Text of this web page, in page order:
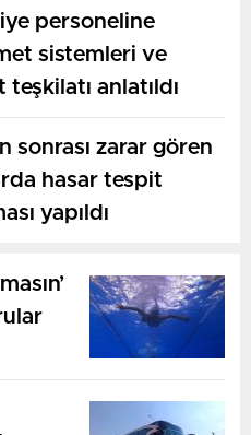
personeline
sistemleri ve
anlatıldı
sonrası zarar gören
hasar tespit
yapıldı